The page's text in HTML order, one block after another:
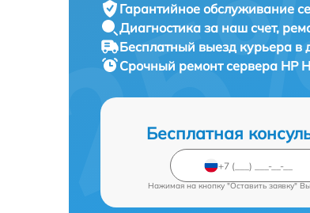
Гарантийное обслуживание
Диагностика за наш счет,
Бесплатный выезд курьера в
Срочный ремонтсервера HP
Бесплатная
Нажимая на кнопку "Оставить заявку"